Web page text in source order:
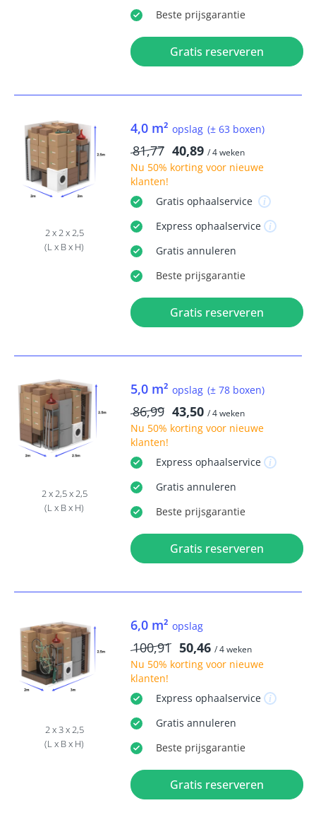
Beste prijsgarantie
Gratis reserveren
2 x 2 x 2,5
(L x B x H)
4,0 m² opslag (± 63 boxen)
81,77 40,89 / 4 weken
Nu 50% kortingvoor nieuwe
klanten!
Gratis ophaalservice
Express ophaalservice
Gratis annuleren
Beste prijsgarantie
Gratis reserveren
2 x 2,5 x 2,5
(L x B x H)
5,0 m² opslag (± 78 boxen)
86,99 43,50 / 4 weken
Nu 50% kortingvoor nieuwe
klanten!
Express ophaalservice
Gratis annuleren
Beste prijsgarantie
Gratis reserveren
2 x 3 x 2,5
(L x B x H)
6,0 m² opslag
100,91 50,46 / 4 weken
Nu 50% kortingvoor nieuwe
klanten!
Express ophaalservice
Gratis annuleren
Beste prijsgarantie
Gratis reserveren